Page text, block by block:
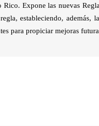
Rico. Expone las nuevas
estableciendo,
para propiciar mejoras